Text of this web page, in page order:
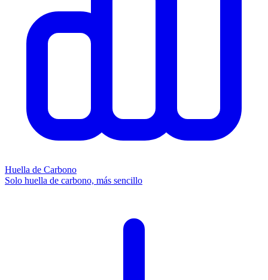
Huella de Carbono
Solo huella de carbono, más sencillo